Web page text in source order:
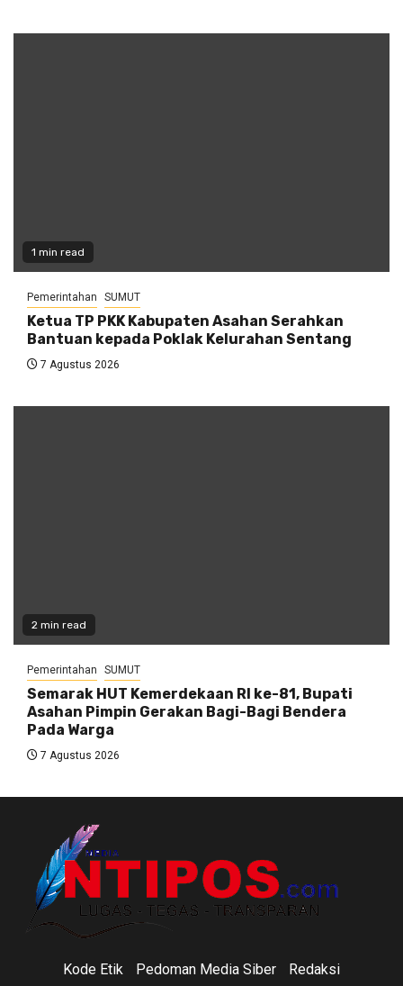
1 min read
Pemerintahan SUMUT
Ketua TP PKK Kabupaten Asahan Serahkan
Bantuan kepada Poklak Kelurahan Sentang
7 Agustus 2026
2 min read
Pemerintahan SUMUT
Semarak HUT Kemerdekaan RI ke-81, Bupati
Asahan Pimpin Gerakan Bagi-Bagi Bendera
Pada Warga
7 Agustus 2026
Kode Etik Pedoman Media Siber Redaksi